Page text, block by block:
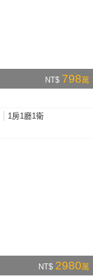
NT$ 798萬
1房1廳1衛
NT$ 2980萬